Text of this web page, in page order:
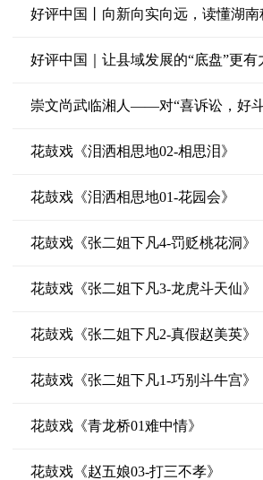
好评中国丨向新向实向远，读懂湖
好评中国｜让县域发展的“底盘”更有
崇文尚武临湘人——对“喜诉讼，好
花鼓戏《泪洒相思地02-相思泪》
花鼓戏《泪洒相思地01-花园会》
花鼓戏《张二姐下凡4-罚贬桃花洞》
花鼓戏《张二姐下凡3-龙虎斗天仙》
花鼓戏《张二姐下凡2-真假赵美英》
花鼓戏《张二姐下凡1-巧别斗牛宫》
花鼓戏《青龙桥01难中情》
花鼓戏《赵五娘03-打三不孝》